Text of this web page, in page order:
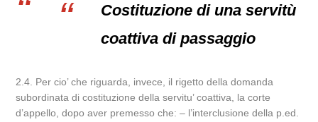
Costituzione di una servitù
coattiva di passaggio
2.4. Per cio’ che riguarda, invece, il rigetto della domanda
subordinata di costituzione della servitu’ coattiva, la corte
d’appello, dopo aver premesso che: – l’interclusione della p.ed.